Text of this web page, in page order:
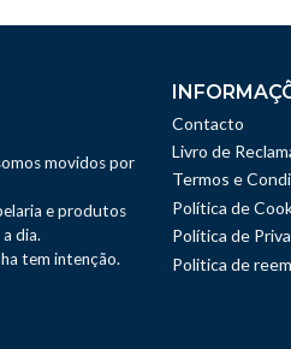
movidos por
e produtos
dia.
tem intenção.
Contacto
Livro de
Termos e
Política de
Política de
Politica de